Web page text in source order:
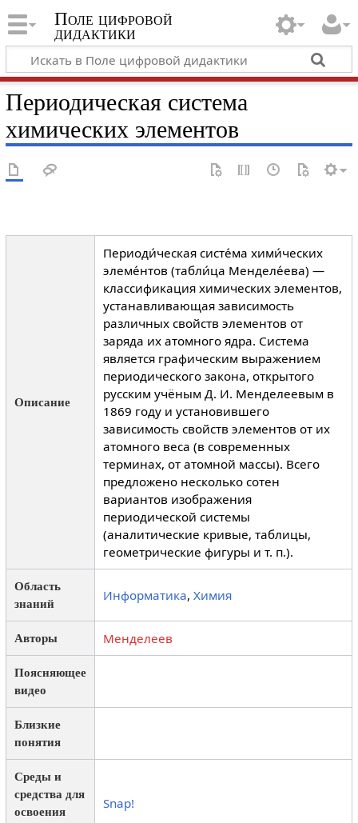
Поле цифровой
дидактики
Периодическая система
химических элементов
Описание
Периоди́ческая систе́ма хими́ческих
элеме́нтов (табли́ца Менделе́ева) —
классификация химических элементов,
устанавливающая зависимость
различных свойств элементов от
заряда их атомного ядра. Система
является графическим выражением
периодического закона, открытого
русским учёным Д. И. Менделеевым в
1869 году и установившего
зависимость свойств элементов от их
атомного веса (в современных
терминах, от атомной массы). Всего
предложено несколько сотен
вариантов изображения
периодической системы
(аналитические кривые, таблицы,
геометрические фигуры и т. п.).
Область
знаний
Информатика, Химия
Авторы Менделеев
Поясняющее
видео
Близкие
понятия
Среды и
средства для
освоения
Snap!